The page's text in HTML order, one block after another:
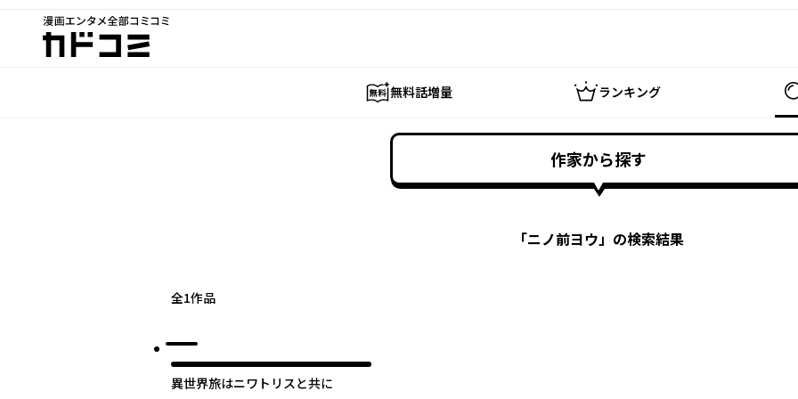
漫画エンタメ全部コミコミ
カドコミ
無料話増量 ランキング
作家から探す
「ニノ前ヨウ」の検索結果
全1作品
異世界旅はニワトリスと共に